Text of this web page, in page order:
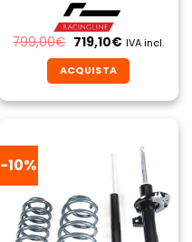
799,00€ Il
prezzo
originale
era:
799,00€.
719,10€Il
attuale
è:
719,10€.
IVA incl.
ACQUISTA
-10%